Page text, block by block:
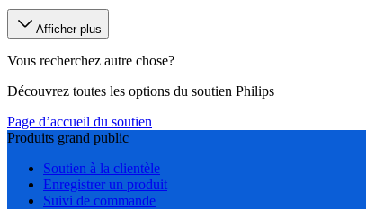
Afficher plus
Vous recherchez autre chose?
Découvrez toutes les options du soutien Philips
Page d’accueil du soutien
Produits grand public
Soutien à la clientèle
Enregistrer un produit
Suivi de commande